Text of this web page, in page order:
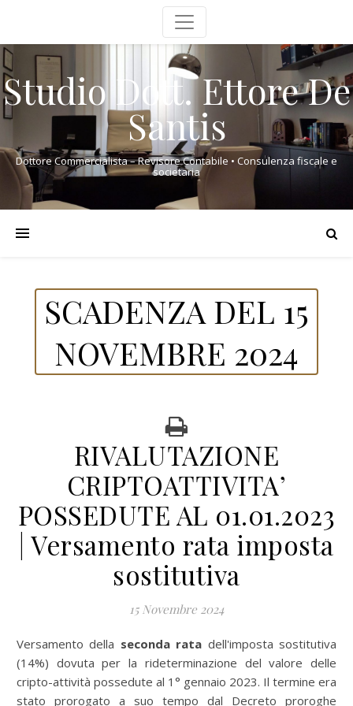
Studio Dott. Ettore De
Santis
Dottore Commercialista – Revisore Contabile • Consulenza fiscale e
societaria
SCADENZA DEL 15
NOVEMBRE 2024
RIVALUTAZIONE
CRIPTOATTIVITA’
POSSEDUTE AL 01.01.2023
| Versamento rata imposta
sostitutiva
15 Novembre 2024
Versamento della secondarata dell'imposta sostitutiva
(14%) dovuta per la rideterminazione del valore delle
cripto-attività possedute al 1° gennaio 2023. Il termine era
stato prorogato a suo tempo dal Decreto proroghe